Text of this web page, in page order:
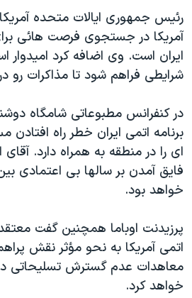
جهش
به
جستجو
گزیده‌ها
ویژه برنامه‌ها
فرهنگ و زندگی
حقوق شهروندی
اقتصادی
علم و فناوری
گالری عکس
آرشیو پخش زنده
عملیات خشم حماسی
۲۵۰سالگی آمریکا
بایگانی برنامه‌های تلویزیونی
مستندها
انتخابات ریاست جمهوری آمریکا ۲۰۲۴
حمله جمهوری اسلامی به اسرائیل
رمز مهسا
اعتراضات زن، زندگی، آزادی
مجموعه مستندهای دادخواهی
تریبونال مردمی آبان ۹۸
فرکانس‌های صدای آمریکا
پخش رادیویی
یادگیری زبان انگلیسی
دنبال کنید
رئيس جمهوری ايالات متحده
آمريکا در جستجوی فرصت هائی
ايران است. وی اضافه کرد اميدوار
شرايطی فراهم شود تا مذاکرات رو در
در کنفرانس مطبوعاتی شامگاه
برنامه اتمی ايران خطر راه افتادن
ای را در منطقه به همراه دارد.
فايق آمدن بر سالها بی اعتمادی
خواهد بود.
پرزيدنت اوباما همچنين گفت
اتمی آمريکا به نحو مؤثر نقش
معاهدات عدم گسترش تسليحاتی در
خواهد کرد.